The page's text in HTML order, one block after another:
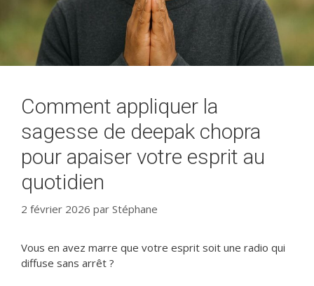
Comment appliquer la
sagesse de deepak chopra
pour apaiser votre esprit au
quotidien
2 février 2026 par Stéphane
Vous en avez marre que votre esprit soit une radio qui
diffuse sans arrêt ?